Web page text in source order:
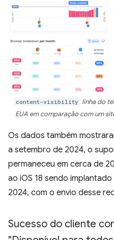
content-visibility linha do
EUA em comparação com um
Os dados também
a setembro de 2024, o
permaneceu em cerca de
ao iOS 18 sendo
2024, com o envio desse
Sucesso do cliente